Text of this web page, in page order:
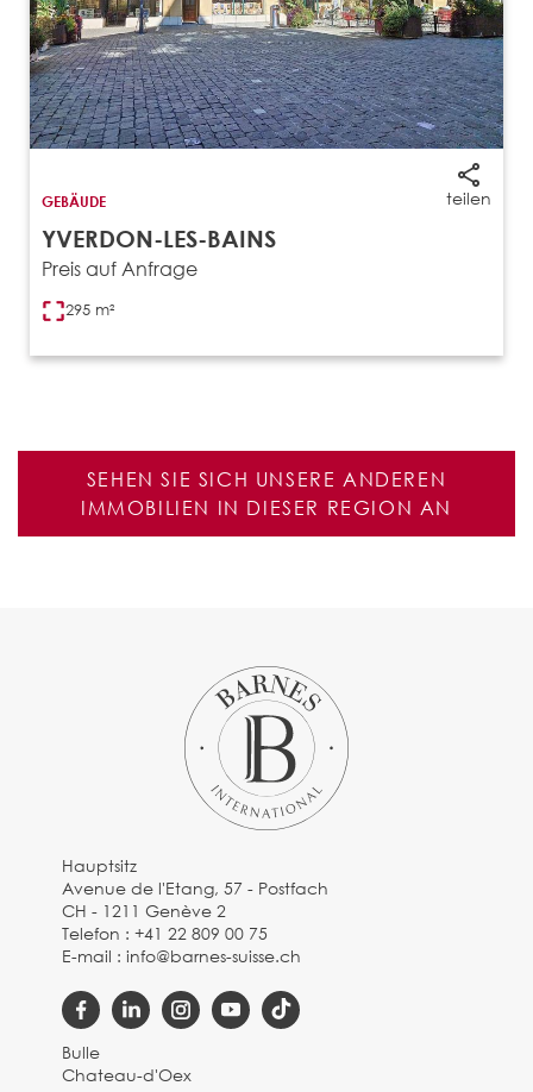
teilen
GEBÄUDE
YVERDON-LES-BAINS
Preis auf Anfrage
295 m²
SEHEN SIE SICH UNSERE ANDEREN
IMMOBILIEN IN DIESER REGION AN
Hauptsitz
Avenue de l'Etang, 57 - Postfach
CH - 1211 Genève 2
Telefon :+41 22 809 00 75
E-mail :info@barnes-suisse.ch
Bulle
Chateau-d'Oex